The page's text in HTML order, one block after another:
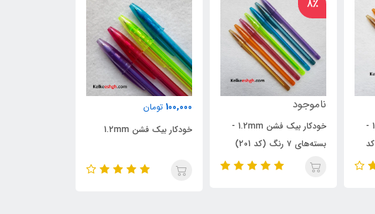
100,000
خودکار بیک فشن 1.2mm
400,000 تومان
خودکار بیک کریستال لارج
(کد 078)